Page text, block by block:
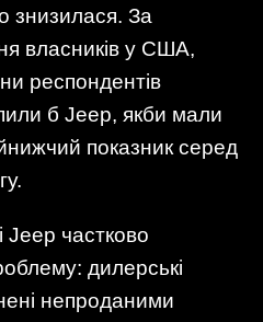
знизилася. За
власників у США,
респондентів
б Jeep, якби мали
показник серед
Jeep частково
дилерські
непроданими